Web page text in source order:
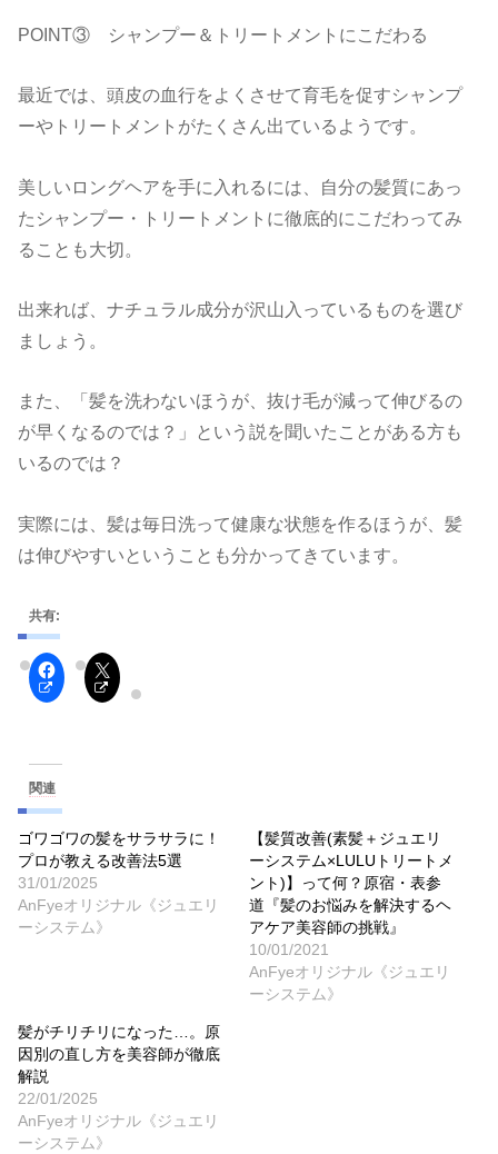
POINT③ シャンプー＆トリートメントにこだわる
最近では、頭皮の血行をよくさせて育毛を促すシャンプ
ーやトリートメントがたくさん出ているようです。
美しいロングヘアを手に入れるには、自分の髪質にあっ
たシャンプー・トリートメントに徹底的にこだわってみ
ることも大切。
出来れば、ナチュラル成分が沢山入っているものを選び
ましょう。
また、「髪を洗わないほうが、抜け毛が減って伸びるの
が早くなるのでは？」という説を聞いたことがある方も
いるのでは？
実際には、髪は毎日洗って健康な状態を作るほうが、髪
は伸びやすいということも分かってきています。
共有:
関連
ゴワゴワの髪をサラサラに！
プロが教える改善法5選
31/01/2025
AnFyeオリジナル《ジュエリ
ーシステム》
【髪質改善(素髪＋ジュエリ
ーシステム×LULUトリートメ
ント)】って何？原宿・表参
道『髪のお悩みを解決するヘ
アケア美容師の挑戦』
10/01/2021
AnFyeオリジナル《ジュエリ
ーシステム》
髪がチリチリになった…。原
因別の直し方を美容師が徹底
解説
22/01/2025
AnFyeオリジナル《ジュエリ
ーシステム》